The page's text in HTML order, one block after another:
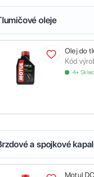
oleje
Olej do
Kód
4+
a spojkové